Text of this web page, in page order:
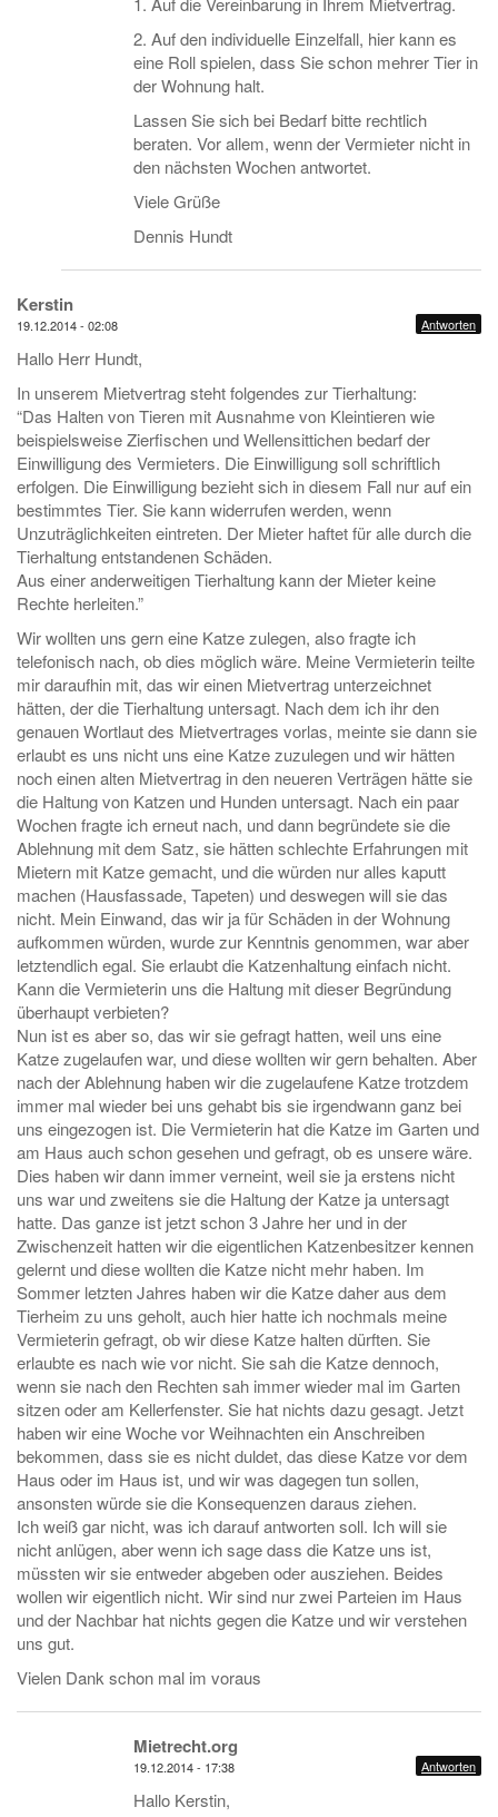
2. Auf den individuelle Einzelfall, hier kann es
eine Roll spielen, dass Sie schon mehrer Tier in
der Wohnung halt.
Lassen Sie sich bei Bedarf bitte rechtlich
beraten. Vor allem, wenn der Vermieter nicht in
den nächsten Wochen antwortet.
Viele Grüße
Dennis Hundt
Kerstin
19.12.2014 - 02:08 Antworten
Hallo Herr Hundt,
In unserem Mietvertrag steht folgendes zur Tierhaltung:
“Das Halten von Tieren mit Ausnahme von Kleintieren wie
beispielsweise Zierfischen und Wellensittichen bedarf der
Einwilligung des Vermieters. Die Einwilligung soll schriftlich
erfolgen. Die Einwilligung bezieht sich in diesem Fall nur auf ein
bestimmtes Tier. Sie kann widerrufen werden, wenn
Unzuträglichkeiten eintreten. Der Mieter haftet für alle durch die
Tierhaltung entstandenen Schäden.
Aus einer anderweitigen Tierhaltung kann der Mieter keine
Rechte herleiten.”
Wir wollten uns gern eine Katze zulegen, also fragte ich
telefonisch nach, ob dies möglich wäre. Meine Vermieterin teilte
mir daraufhin mit, das wir einen Mietvertrag unterzeichnet
hätten, der die Tierhaltung untersagt. Nach dem ich ihr den
genauen Wortlaut des Mietvertrages vorlas, meinte sie dann sie
erlaubt es uns nicht uns eine Katze zuzulegen und wir hätten
noch einen alten Mietvertrag in den neueren Verträgen hätte sie
die Haltung von Katzen und Hunden untersagt. Nach ein paar
Wochen fragte ich erneut nach, und dann begründete sie die
Ablehnung mit dem Satz, sie hätten schlechte Erfahrungen mit
Mietern mit Katze gemacht, und die würden nur alles kaputt
machen (Hausfassade, Tapeten) und deswegen will sie das
nicht. Mein Einwand, das wir ja für Schäden in der Wohnung
aufkommen würden, wurde zur Kenntnis genommen, war aber
letztendlich egal. Sie erlaubt die Katzenhaltung einfach nicht.
Kann die Vermieterin uns die Haltung mit dieser Begründung
überhaupt verbieten?
Nun ist es aber so, das wir sie gefragt hatten, weil uns eine
Katze zugelaufen war, und diese wollten wir gern behalten. Aber
nach der Ablehnung haben wir die zugelaufene Katze trotzdem
immer mal wieder bei uns gehabt bis sie irgendwann ganz bei
uns eingezogen ist. Die Vermieterin hat die Katze im Garten und
am Haus auch schon gesehen und gefragt, ob es unsere wäre.
Dies haben wir dann immer verneint, weil sie ja erstens nicht
uns war und zweitens sie die Haltung der Katze ja untersagt
hatte. Das ganze ist jetzt schon 3 Jahre her und in der
Zwischenzeit hatten wir die eigentlichen Katzenbesitzer kennen
gelernt und diese wollten die Katze nicht mehr haben. Im
Sommer letzten Jahres haben wir die Katze daher aus dem
Tierheim zu uns geholt, auch hier hatte ich nochmals meine
Vermieterin gefragt, ob wir diese Katze halten dürften. Sie
erlaubte es nach wie vor nicht. Sie sah die Katze dennoch,
wenn sie nach den Rechten sah immer wieder mal im Garten
sitzen oder am Kellerfenster. Sie hat nichts dazu gesagt. Jetzt
haben wir eine Woche vor Weihnachten ein Anschreiben
bekommen, dass sie es nicht duldet, das diese Katze vor dem
Haus oder im Haus ist, und wir was dagegen tun sollen,
ansonsten würde sie die Konsequenzen daraus ziehen.
Ich weiß gar nicht, was ich darauf antworten soll. Ich will sie
nicht anlügen, aber wenn ich sage dass die Katze uns ist,
müssten wir sie entweder abgeben oder ausziehen. Beides
wollen wir eigentlich nicht. Wir sind nur zwei Parteien im Haus
und der Nachbar hat nichts gegen die Katze und wir verstehen
uns gut.
Vielen Dank schon mal im voraus
Mietrecht.org
19.12.2014 - 17:38 Antworten
Hallo Kerstin,